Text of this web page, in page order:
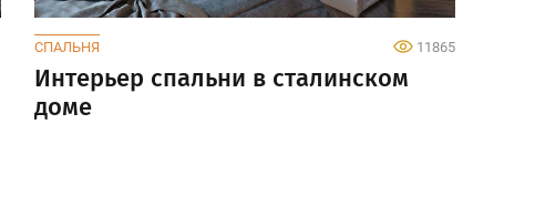
СПАЛЬНЯ 11865
Интерьер спальни в сталинском
доме